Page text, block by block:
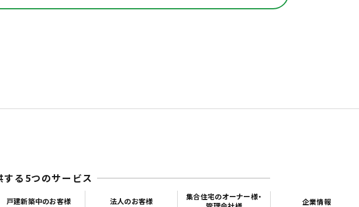
する5つのサービス
戸建新築中のお客様 法人のお客様
集合住宅のオーナー様・
企業情報